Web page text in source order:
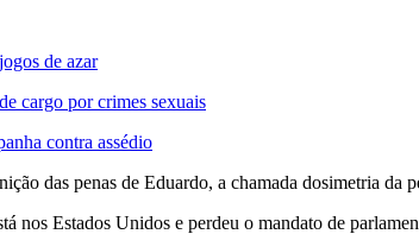
de azar
cargo por crimes sexuais
contra assédio
das penas de Eduardo, a chamada dosimetria da
nos Estados Unidos e perdeu o mandato de